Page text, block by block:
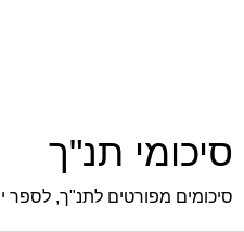
סיכומי תנ"ך
סיכומים מפורטים לתנ"ך,